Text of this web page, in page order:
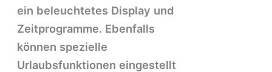
ein beleuchtetes Display und
Zeitprogramme. Ebenfalls
können spezielle
Urlaubsfunktionen eingestellt